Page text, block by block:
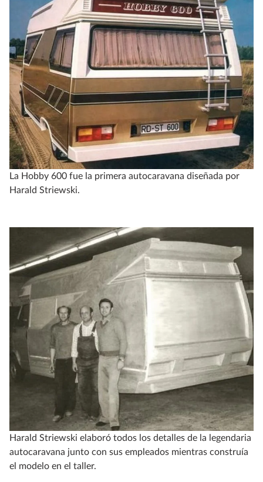
La Hobby 600 fue la primera autocaravana diseñada por
Harald Striewski.
Harald Striewski elaboró todos los detalles de la legendaria
autocaravana junto con sus empleados mientras construía
el modelo en el taller.